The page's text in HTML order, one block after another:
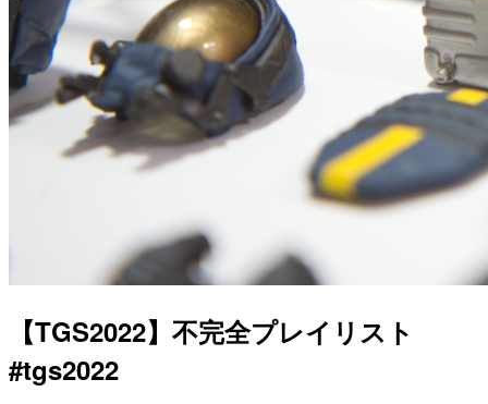
【TGS2022】不完全プレイリスト
#tgs2022